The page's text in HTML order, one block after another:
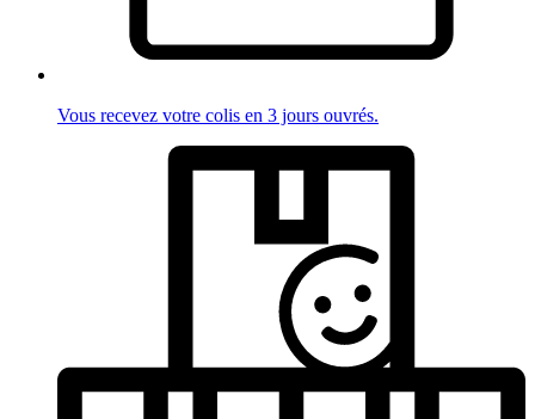
Vous recevez votre colis en 3 jours ouvrés.